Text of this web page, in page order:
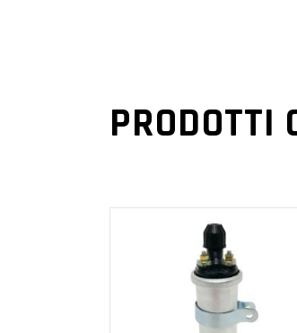
PRODOTTI
AGGIUNGI AL
CARRELLO